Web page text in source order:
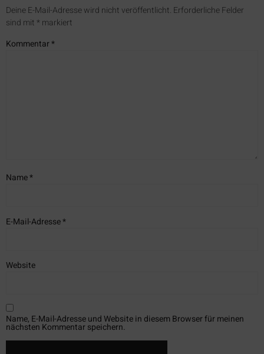
Deine E-Mail-Adresse wird nicht veröffentlicht. Erforderliche Felder
sind mit * markiert
Kommentar*
Name*
E-Mail-Adresse*
Website
Name, E-Mail-Adresse und Website in diesem Browser für meinen
nächsten Kommentar speichern.